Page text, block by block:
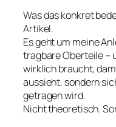
Was das konkret
Artikel.
Es geht um meine
tragbare Oberteile –
wirklich braucht,
aussieht, sondern
getragen wird.
Nicht theoretisch.